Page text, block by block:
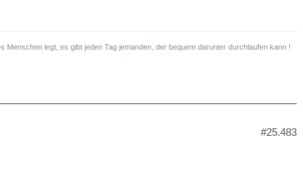
Menschen legt, es gibt jeden Tag jemanden, der bequem darunter durchlaufen kann !
#25.483